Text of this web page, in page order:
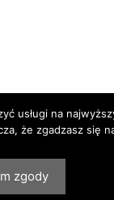
usługi na
że zgadzasz się
zgody